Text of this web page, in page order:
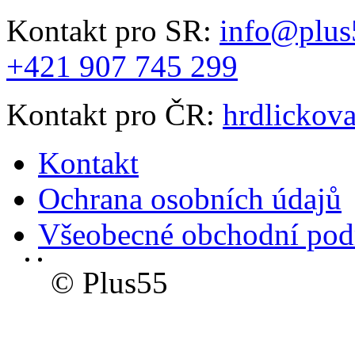
Kontakt pro SR:
+421 907 745 299
Kontakt pro ČR:
Kontakt
Ochrana osobních údajů
Všeobecné obchodní
© Plus55